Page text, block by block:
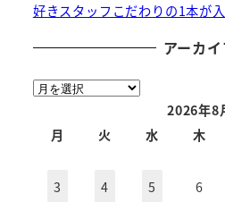
好きスタッフこだわりの1本が
アーカ
ア
2026年8
月
火 水 木
3
4 5 6